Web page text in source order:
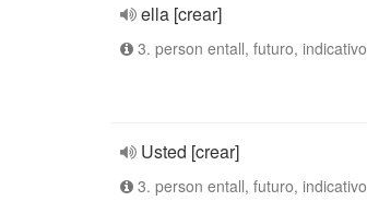
ella [crear]
3. person entall, futuro, indicativo
Usted [crear]
3. person entall, futuro, indicativo